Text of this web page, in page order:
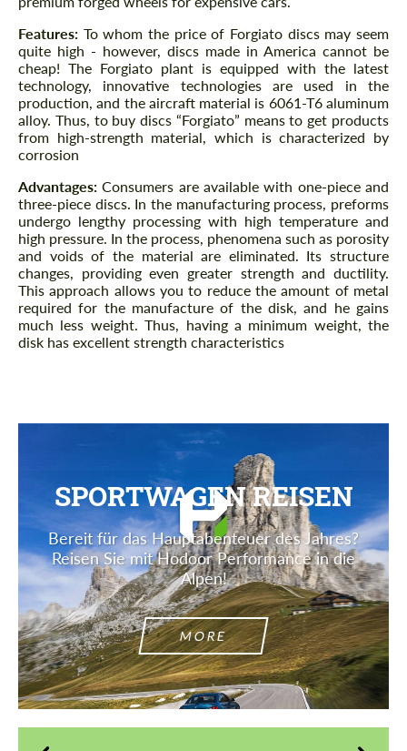
Features: To whom the price of Forgiato discs may seem
quite high - however, discs made in America cannot be
cheap! The Forgiato plant is equipped with the latest
technology, innovative technologies are used in the
production, and the aircraft material is 6061-T6 aluminum
alloy. Thus, to buy discs “Forgiato” means to get products
from high-strength material, which is characterized by
corrosion
Advantages:Consumers are available with one-piece and
three-piece discs. In the manufacturing process, preforms
undergo lengthy processing with high temperature and
high pressure. In the process, phenomena such as porosity
and voids of the material are eliminated. Its structure
changes, providing even greater strength and ductility.
This approach allows you to reduce the amount of metal
required for the manufacture of the disk, and he gains
much less weight. Thus, having a minimum weight, the
disk has excellent strength characteristics
SPORTWAGEN REISEN
Bereit für das Hauptabenteuer des Jahres?
Reisen Sie mit Hodoor Performance in die
Alpen!
MORE